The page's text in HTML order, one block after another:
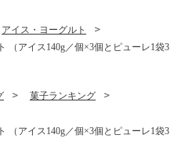
アイス・ヨーグルト
（アイス140g／個×3個とピューレ1袋3
菓子ランキング
（アイス140g／個×3個とピューレ1袋3